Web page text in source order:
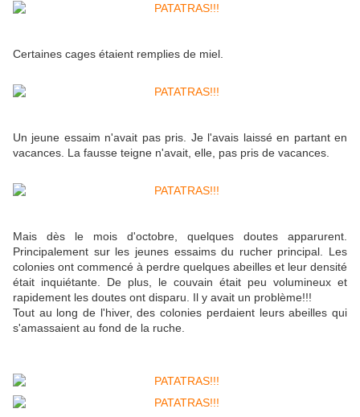
Certaines cages étaient remplies de miel.
Un jeune essaim n'avait pas pris. Je l'avais laissé en partant en
vacances. La fausse teigne n'avait, elle, pas pris de vacances.
Mais dès le mois d'octobre, quelques doutes apparurent.
Principalement sur les jeunes essaims du rucher principal. Les
colonies ont commencé à perdre quelques abeilles et leur densité
était inquiétante. De plus, le couvain était peu volumineux et
rapidement les doutes ont disparu. Il y avait un problème!!!
Tout au long de l'hiver, des colonies perdaient leurs abeilles qui
s'amassaient au fond de la ruche.